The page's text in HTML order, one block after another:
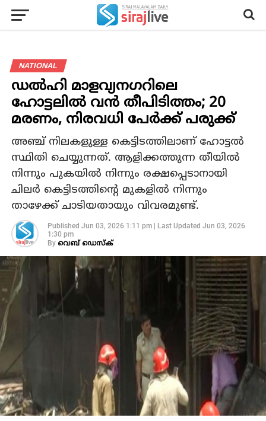
NATIONAL
ഡല്‍ഹി മാളവ്യനഗറിലെ
ഹോട്ടലില്‍ വന്‍ തീപിടിത്തം; 20
മരണം, നിരവധി പേര്‍ക്ക് പരുക്ക്
അഞ്ച് നിലകളുള്ള കെട്ടിടത്തിലാണ് ഹോട്ടല്‍
സ്ഥിതി ചെയ്യുന്നത്. ആളിക്കത്തുന്ന തീയില്‍
നിന്നും പുകയില്‍ നിന്നും രക്ഷപ്പെടാനായി
ചിലര്‍ കെട്ടിടത്തിന്റെ മുകളില്‍ നിന്നും
താഴേക്ക് ചാടിയതായും വിവരമുണ്ട്.
Published Jun 03, 2026 1:11 pm| Last Updated Jun 03, 2026
1:30 pm
By വെബ് ഡെസ്‌ക്